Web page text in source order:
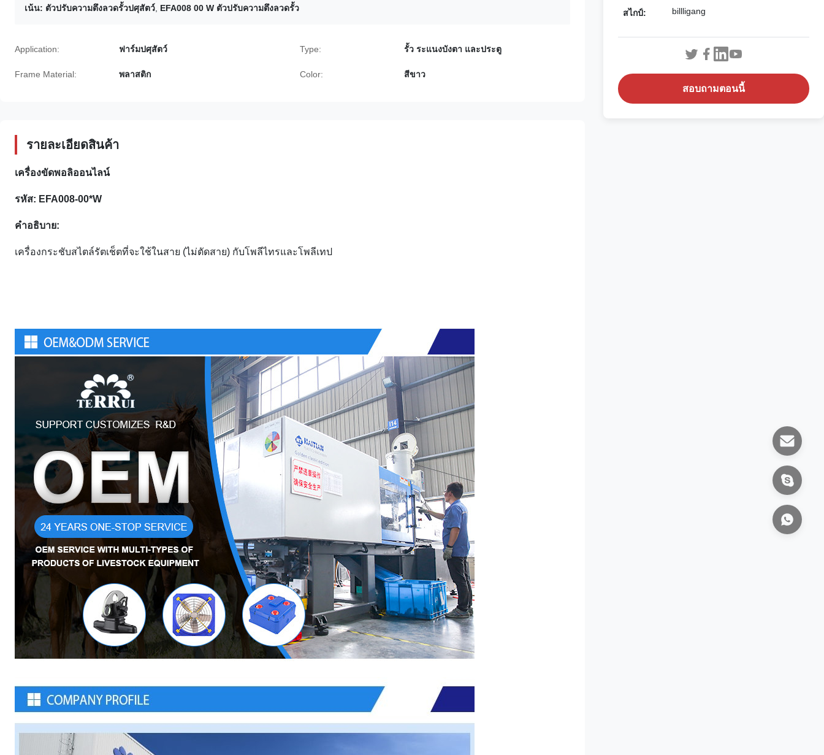
เน้น: ตัวปรับความตึงลวดรั้วปศุสัตว์ EFA008 00 W ตัวปรับความตึงลวดรั้ว
Application: ฟาร์มปศุสัตว์ Type: รั้ว ระแนงบังตา และประตู
Frame Material: พลาสติก Color: สีขาว
รายละเอียดสินค้า
เครื่องขัดพอลิออนไลน์
รหัส: EFA008-00*W
คําอธิบาย:
เครื่องกระชับสไตล์รัตเช็ตที่จะใช้ในสาย (ไม่ตัดสาย) กับโพลีไทรและโพลีเทป
สไกป์: billligang
สอบถามตอนนี้